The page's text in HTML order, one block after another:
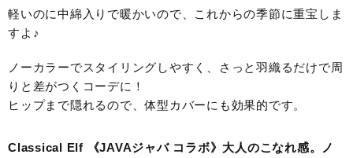
軽いのに中綿入りで暖かいので、これからの季節に重宝しま
すよ♪
ノーカラーでスタイリングしやすく、さっと羽織るだけで周
りと差がつくコーデに！
ヒップまで隠れるので、体型カバーにも効果的です。
Classical Elf 《JAVAジャバ コラボ》大人のこなれ感。ノ